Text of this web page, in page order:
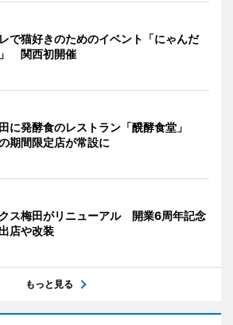
で猫好きのためのイベント「にゃんだ
関西初開催
に発酵食のレストラン「醗酵食堂」
期間限定店が常設に
ス梅田がリニューアル 開業6周年記念
店や改装
もっと見る